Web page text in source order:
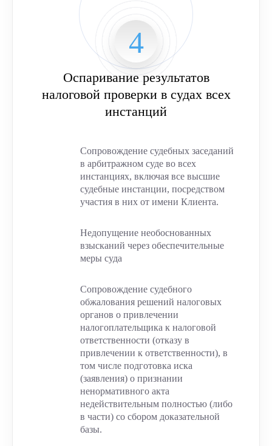
Оспаривание результатов
налоговой проверки в судах всех
инстанций
Сопровождение судебных заседаний
в арбитражном суде во всех
инстанциях, включая все высшие
судебные инстанции, посредством
участия в них от имени Клиента.
Недопущение необоснованных
взысканий через обеспечительные
меры суда
Сопровождение судебного
обжалования решений налоговых
органов о привлечении
налогоплательщика к налоговой
ответственности (отказу в
привлечении к ответственности), в
том числе подготовка иска
(заявления) о признании
ненормативного акта
недействительным полностью (либо
в части) со сбором доказательной
базы.